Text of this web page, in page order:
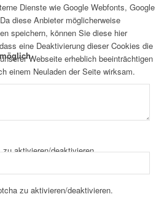
Dienste wie Google Webfonts, Google
diese Anbieter möglicherweise
speichern, können Sie diese hier
eine Deaktivierung dieser Cookies die
Webseite erheblich beeinträchtigen
einem Neuladen der Seite wirksam.
aktivieren/deaktivieren.
zu aktivieren/deaktivieren.